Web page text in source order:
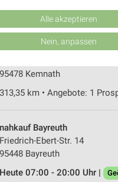
334,44 km • Angebote: 2
Legat Kemnath
95478 Kemnath
313,35 km • Angebote: 1
nahkauf Bayreuth
Friedrich-Ebert-Str. 14
95448 Bayreuth
Heute 07:00 - 20:00 Uhr |
Daten aus verschiedenen
Angebote. Verwendung reduzierter
der Europäischen Union
(1 IAB-Anbieter)
für folgende Zwecke:
oder Zugriff auf
reduzierter Daten zur
Alle akzeptieren
Nein, anpassen